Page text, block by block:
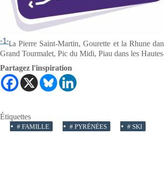
-1-La Pierre Saint-Martin, Gourette et la Rhune
Grand Tourmalet, Pic du Midi, Piau dans les
Partagez l'inspiration
Étiquettes
# FAMILLE # PYRÉNÉES # SKI